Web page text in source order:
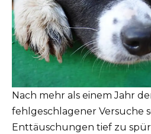
Nach mehr als einem Jahr
fehlgeschlagener Versuche
Enttäuschungen tief zu